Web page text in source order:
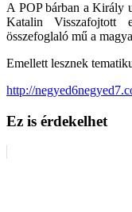
A POP bárban a Király
Katalin Visszafojtott
összefoglaló mű a
Emellett lesznek
http://
Ez is érdekelhet